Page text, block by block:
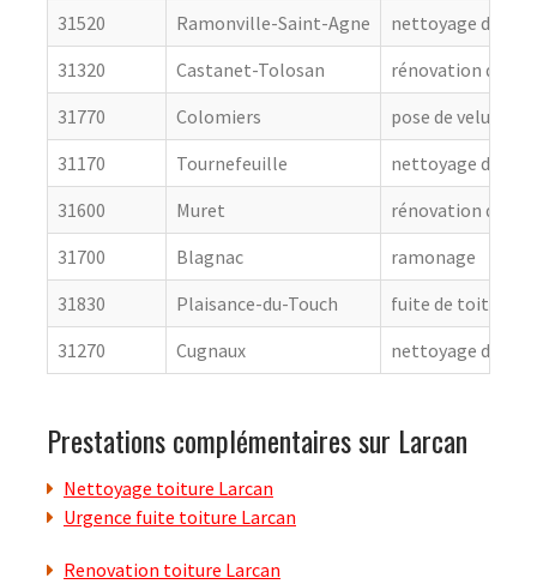
31520
Ramonville-Saint-Agne
nettoyage de
31320
Castanet-Tolosan
rénovation de
31770
Colomiers
pose de velux
31170
Tournefeuille
nettoyage de
31600
Muret
rénovation de
31700
Blagnac
ramonage
31830
Plaisance-du-Touch
fuite de toiture
31270
Cugnaux nettoyage de
Prestations complémentaires sur Larcan
Nettoyage toiture Larcan
Urgence fuite toiture Larcan
Renovation toiture Larcan